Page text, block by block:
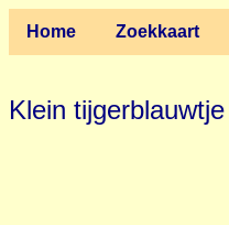
Home Zoekkaart
Klein tijgerblauwtje